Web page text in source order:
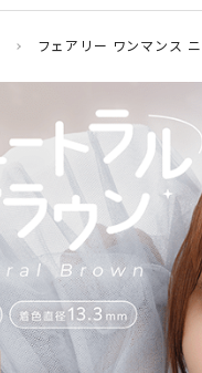
フェアリー ワンマンス